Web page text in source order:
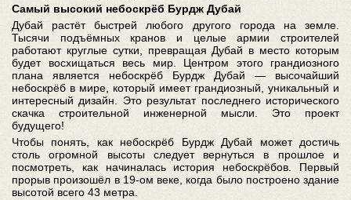
Самый высокий небоскрёб Бурдж Дубай
Дубай растёт быстрей любого другого города на земле.
Тысячи подъёмных кранов и целые армии строителей
работают круглые сутки, превращая Дубай в место которым
будет восхищаться весь мир. Центром этого грандиозного
плана является небоскрёб Бурдж Дубай — высочайший
небоскрёб в мире, который имеет грандиозный, уникальный и
интересный дизайн. Это результат последнего исторического
скачка строительной инженерной мысли. Это проект
будущего!
Чтобы понять, как небоскрёб Бурдж Дубай может достичь
столь огромной высоты следует вернуться в прошлое и
посмотреть, как начиналась история небоскрёбов. Первый
прорыв произошёл в 19-ом веке, когда было построено здание
высотой всего 43 метра.